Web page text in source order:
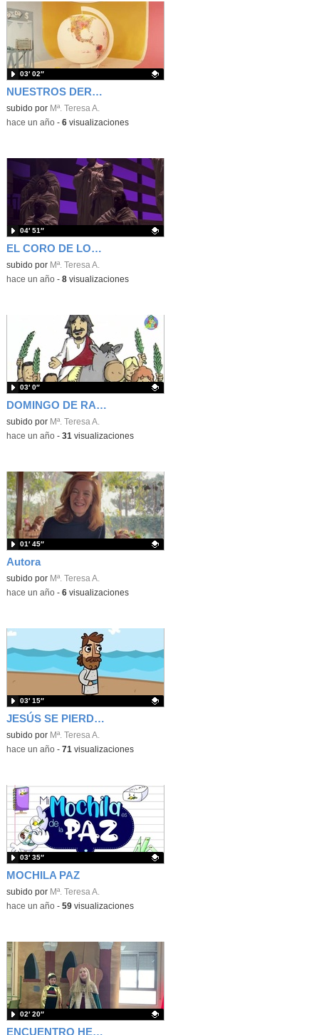
NUESTROS DERECHOS
Contenido educativo.
subido por Mª. Teresa A.
03′ 02″
-hace un año- 6visualizaciones
EL CORO DE LOS APÓSTOLES
Contenido educativo.
subido por Mª. Teresa A.
04′ 51″
-hace un año- 8visualizaciones
DOMINGO DE RAMOS
Contenido educativo.
subido por Mª. Teresa A.
03′ 0″
-hace un año- 31 visualizaciones
Autora
Contenido educativo.
subido por Mª. Teresa A.
01′ 45″
-hace un año- 6visualizaciones
JESÚS SE PIERDE EN EL TEMPLO
Contenido educativo.
subido por Mª. Teresa A.
03′ 15″
-hace un año- 71 visualizaciones
MOCHILA PAZ
Contenido educativo.
subido por Mª. Teresa A.
03′ 35″
-hace un año- 59visualizaciones
ENCUENTRO HERODES Y LOS MAGOS 2024
02′ 20″